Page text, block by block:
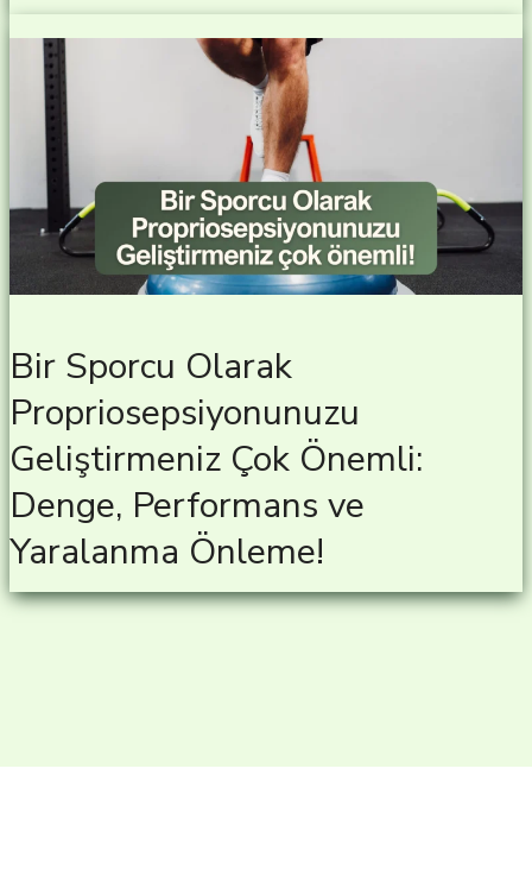
Bir Sporcu Olarak
Propriosepsiyonunuzu
Geliştirmeniz Çok Önemli:
Denge, Performans ve
Yaralanma Önleme!